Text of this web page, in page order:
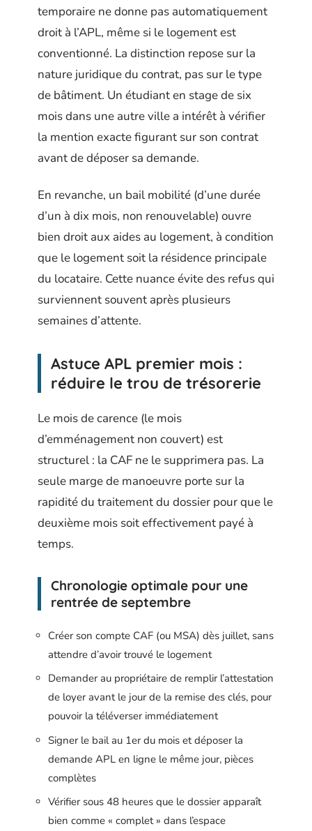
temporaire ne donne pas automatiquement
droit à l’APL, même si le logement est
conventionné. La distinction repose sur la
nature juridique du contrat, pas sur le type
de bâtiment. Un étudiant en stage de six
mois dans une autre ville a intérêt à vérifier
la mention exacte figurant sur son contrat
avant de déposer sa demande.
En revanche, un bail mobilité (d’une durée
d’un à dix mois, non renouvelable) ouvre
bien droit aux aides au logement, à condition
que le logement soit la résidence principale
du locataire. Cette nuance évite des refus qui
surviennent souvent après plusieurs
semaines d’attente.
Astuce APL premier mois :
réduire le trou de trésorerie
Le mois de carence (le mois
d’emménagement non couvert) est
structurel : la CAF ne le supprimera pas. La
seule marge de manoeuvre porte sur la
rapidité du traitement du dossier pour que le
deuxième mois soit effectivement payé à
temps.
Chronologie optimale pour une
rentrée de septembre
Créer son compte CAF (ou MSA) dès juillet, sans
attendre d’avoir trouvé le logement
Demander au propriétaire de remplir l’attestation
de loyer avant le jour de la remise des clés, pour
pouvoir la téléverser immédiatement
Signer le bail au 1er du mois et déposer la
demande APL en ligne le même jour, pièces
complètes
Vérifier sous 48 heures que le dossier apparaît
bien comme « complet » dans l’espace